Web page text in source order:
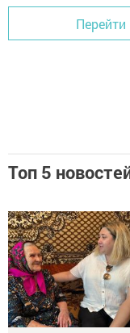
Перейти
Топ 5